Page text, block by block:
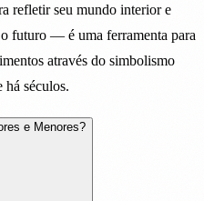
refletir seu mundo interior e
futuro — é uma ferramenta para
através do simbolismo
há séculos.
e Menores?